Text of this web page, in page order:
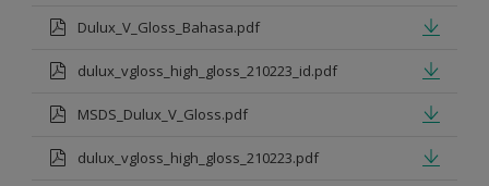
Dulux_V_Gloss_Bahasa.pdf
dulux_vgloss_high_gloss_210223_id.pdf
MSDS_Dulux_V_Gloss.pdf
dulux_vgloss_high_gloss_210223.pdf